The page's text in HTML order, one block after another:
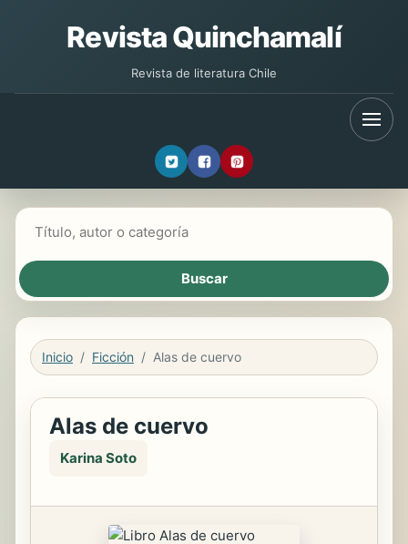
Revista Quinchamalí
Revista de literatura Chile
Inicio Ficción Alas de cuervo
Alas de cuervo
Karina Soto